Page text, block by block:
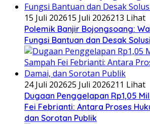
15 Juli 202615 Juli 2026213 Lihat
Polemik Banjir Bojongsoang:
Fungsi Bantuan dan Desak
24 Juli 202625 Juli 2026211 Lihat
Dugaan Penggelapan Rp1,05
Fei Febrianti: Antara Proses
dan Sorotan Publik